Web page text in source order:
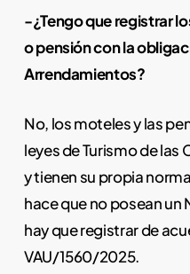
-¿Tengo que registrar
o pensión con la
Arrendamientos?
No, los moteles y las
leyes de Turismo de
y tienen su propia
hace que no posean un
hay que registrar de
VAU/1560/2025.